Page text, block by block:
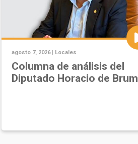
agosto 7, 2026 | Locales
Columna de análisis del
Diputado Horacio de Brum